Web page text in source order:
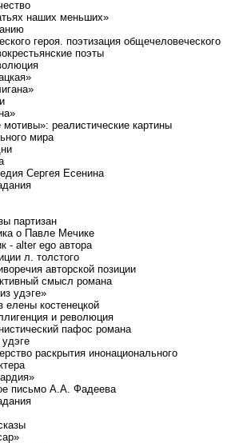
наших меньших»
героя. поэтизация общечеловеческого
поэты
мотивы»: реалистические картины
мира
Сергея Есенина
партизан
о Павле Мечике
- alter ego автора
л. толстого
авторской позиции
смысл романа
удэге»
елены костенецкой
и революция
пафос романа
раскрытия инонационального
письмо А.А. Фадеева